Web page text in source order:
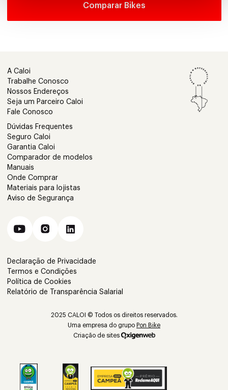
Comparar Bikes
A Caloi
Trabalhe Conosco
Nossos Endereços
Seja um Parceiro Caloi
Fale Conosco
Dúvidas Frequentes
Seguro Caloi
Garantia Caloi
Comparador de modelos
Manuais
Onde Comprar
Materiais para lojistas
Aviso de Segurança
Declaração de Privacidade
Termos e Condições
Política de Cookies
Relatório de Transparência Salarial
2025 CALOI © Todos os direitos reservados.
Uma empresa do grupo Pon Bike
Criação de sites